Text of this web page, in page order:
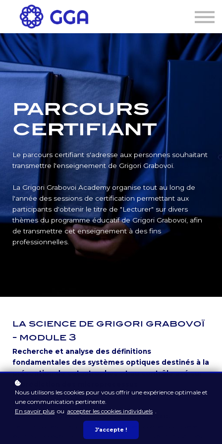
AGENDA
Connexion
S'inscrire
PARCOURS
CERTIFIANT
Le parcours certifiant s'adresse aux personnes souhaitant
transmettre l'enseignement de Grigori Grabovoï.
La Grigori Grabovoi Academy organise tout au long de
l'année des sessions de certification permettant aux
participants d'obtenir le titre de "Lecturer" sur divers
thèmes du programme éducatif de Grigori Grabovoï, afin
de transmettre cet enseignement à des fins
professionnelles.
la science de grigori grabovoï
- module 3
Recherche et analyse des définitions
fondamentales des systèmes optiques destinés à la
prévention de catastrophes et au contrôle axé sur
la prédiction des microprocessus
LIDIJAGRUBER
LANGUES : anglais avec interprète en français.
Ce cours porte sur l'application des systèmes optiques pour prévenir
les catastrophes et contrôler les événements futurs en analysant les
Nous utilisons les cookies pour vous offrir une expérience optimale et
une communication pertinente.
En savoir plus ou accepter les cookies individuels .
J'accepte !